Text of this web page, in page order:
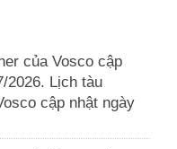
của Vosco cập
2026. Lịch tàu
cập nhật ngày